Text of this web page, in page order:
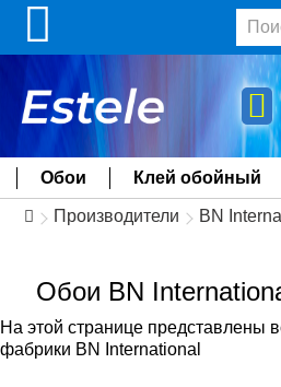
Обои Клей обойный
Производители BN
Обои BN
На этой странице представлены
фабрики BN International